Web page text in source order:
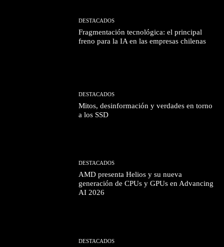
DESTACADOS
Fragmentación tecnológica: el principal
freno para la IA en las empresas chilenas
DESTACADOS
Mitos, desinformación y verdades en torno
a los SSD
DESTACADOS
AMD presenta Helios y su nueva
generación de CPUs y GPUs en Advancing
AI 2026
DESTACADOS